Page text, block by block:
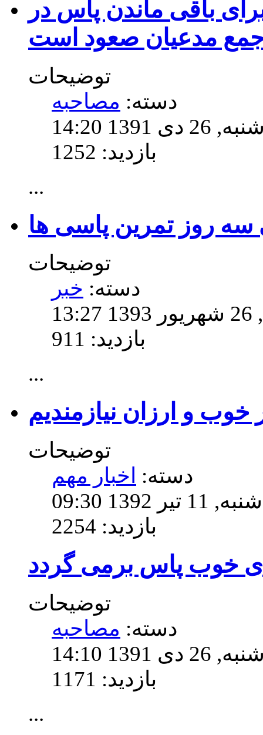
باقی ماندن پاس در
مدعیان صعود است
توضیحات
دسته: مصاحبه
14:20
بازدید: 1252
...
سه روز تمرین پاسی ها
توضیحات
دسته: خبر
بازدید: 911
...
توضیحات
دسته: اخبار مهم
09:30
بازدید: 2254
خوب پاس برمی گردد
توضیحات
دسته: مصاحبه
14:10
بازدید: 1171
...